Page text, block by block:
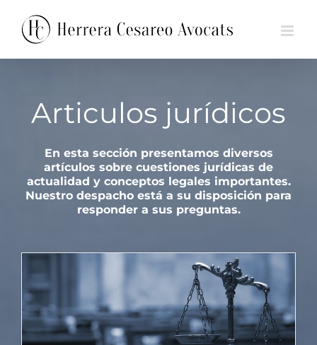
🇫🇷 FR 🇪🇸 ES
contenido
Articulos jurídicos
En esta sección presentamos diversos
artículos sobre cuestiones jurídicas de
actualidad y conceptos legales importantes.
Nuestro despacho está a su disposición para
responder a sus preguntas.